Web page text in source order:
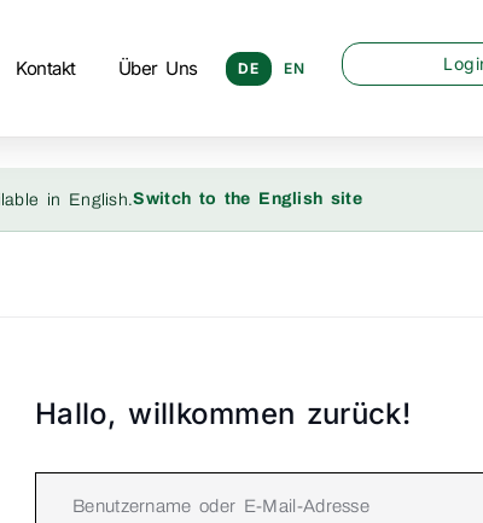
Kontakt Über Uns DE EN
in English.Switch to the English site
Hallo, willkommen zurück!